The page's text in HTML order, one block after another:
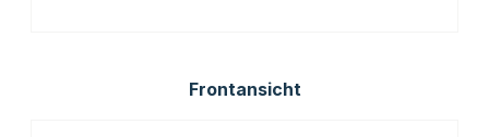
Frontansicht